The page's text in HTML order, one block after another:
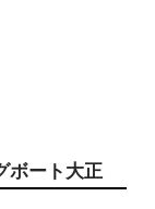
ボート大正